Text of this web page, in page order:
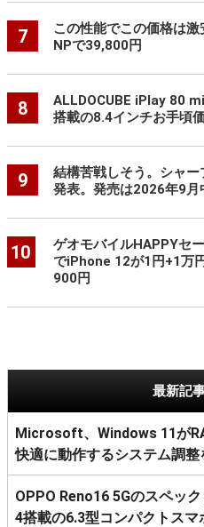
7
この性能でこの価格は
NPで39,800円
8
ALLDOCUBE iPlay 80
搭載の8.4インチお手頃
9
結構苦戦しそう。シャ
発表。発売は2026年9月
10
ゲオモバイルHAPPYセ
でiPhone 12が1円+1万
900円
最新記
Microsoft、Windows 11が
快適に動作するシステム調整
OPPO Reno16 5Gのスペッ
4搭載の6.3型コンパクトスマ